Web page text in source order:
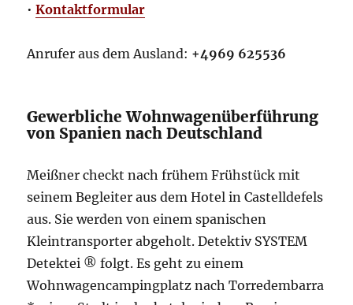
•Kontaktformular
Anrufer aus dem Ausland: +4969 625536
Gewerbliche Wohnwagenüberführung
von Spanien nach Deutschland
Meißner checkt nach frühem Frühstück mit
seinem Begleiter aus dem Hotel in Castelldefels
aus. Sie werden von einem spanischen
Kleintransporter abgeholt. Detektiv SYSTEM
Detektei ® folgt. Es geht zu einem
Wohnwagencampingplatz nach Torredembarra